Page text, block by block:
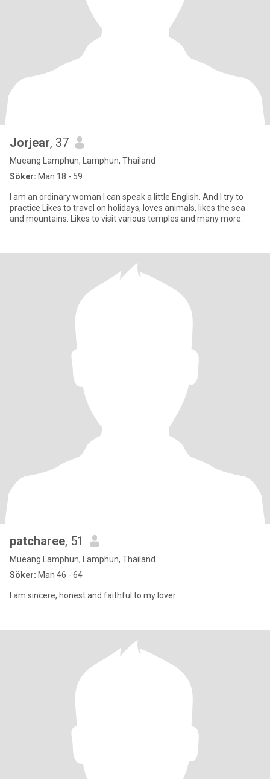
Jorjear, 37
Mueang Lamphun, Lamphun, Thailand
Söker: Man 18 - 59
I am an ordinary woman I can speak a little English. And I try to
practice Likes to travel on holidays, loves animals, likes the sea
and mountains. Likes to visit various temples and many more.
patcharee, 51
Mueang Lamphun, Lamphun, Thailand
Söker: Man 46 - 64
I am sincere, honest and faithful to my lover.